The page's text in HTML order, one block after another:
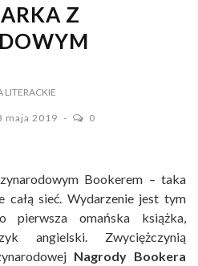
Z
LITERACKIE
maja 2019 0
Bookerem – taka
całą sieć. Wydarzenie jest tym
pierwsza omańska książka,
angielski. Zwyciężczynią
Nagrody Bookera